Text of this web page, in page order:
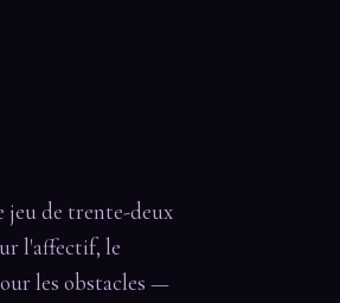
jeu de trente-deux
l'affectif, le
les obstacles —